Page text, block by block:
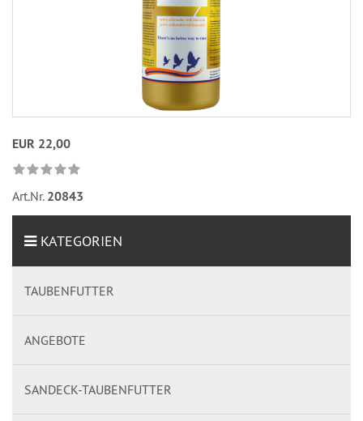
EUR 22,00
Art.Nr. 20843
KATEGORIEN
TAUBENFUTTER
ANGEBOTE
SANDECK-TAUBENFUTTER